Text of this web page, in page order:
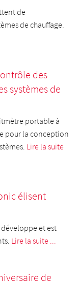
de
de chauffage.
des
systèmes de
portable à
pour la conception
Lire la suite
élisent
et est
Lire la suite ...
de